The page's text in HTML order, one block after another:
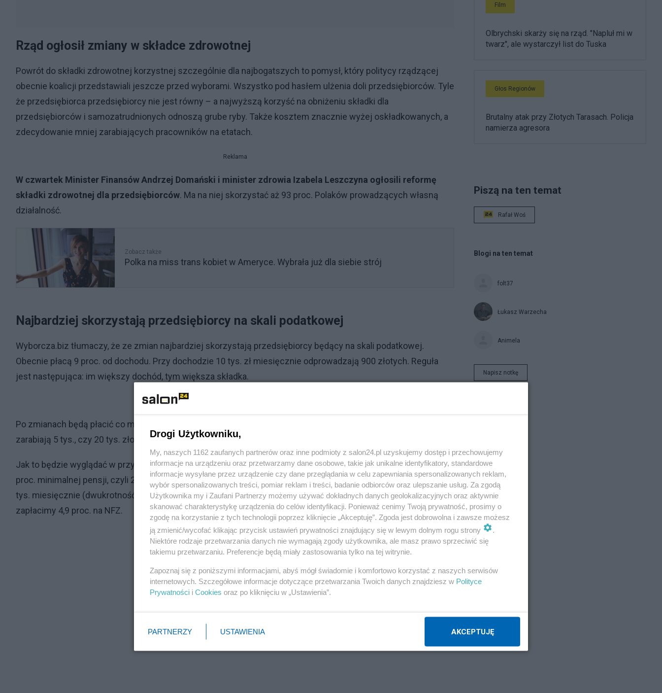
Rząd ogłosił zmiany w składce zdrowotnej
Powrót do składki zdrowotnej korzystnej szczególnie dla najbogatszych to pomysł, który politycy rządzącej
obecnie koalicji przedstawiali jeszcze przed wyborami. Wszystko pod hasłem ulżenia doli przedsiębiorców. Tyle
że przedsiębiorca przedsiębiorcy nie jest równy – a najwyższą korzyść na obniżeniu składki dla
przedsiębiorców i samozatrudnionych odnoszą grube ryby. Także kosztem znacznie wyżej oskładkowanych, a
zdecydowanie mniej zarabiających pracowników na etatach.
Reklama
W czwartek Minister Finansów Andrzej Domański i minister zdrowia Izabela Leszczyna ogłosili reformę
składki zdrowotnej dla przedsiębiorców. Ma na niej skorzystać aż 93 proc. Polaków prowadzących własną
działalność.
Zobacz także
Polka na miss trans kobiet w Ameryce. Wybrała już dla siebie strój
Najbardziej skorzystają przedsiębiorcy na skali podatkowej
Wyborcza.biz tłumaczy, że ze zmian najbardziej skorzystają przedsiębiorcy będący na skali podatkowej.
Obecnie płacą 9 proc. od dochodu. Przy dochodzie 10 tys. zł miesięcznie odprowadzają 900 złotych. Reguła
jest następująca: im większy dochód, tym większa składka.
Po zmianach będą płacić co miesiąc stałą kwotę, wynoszącą 286,33 zł miesięcznie. Bez względu na to, czy
zarabiają 5 tys., czy 20 tys. złotych.
Jak to będzie wyglądać w przypadku podatku liniowego? Też będziemy płacić w ramach składki 9 proc. od 75
proc. minimalnej pensji, czyli 286,33 zł miesięcznie. Taka składka obowiązuje tylko osoby o dochodach do 16
tys. miesięcznie (dwukrotność przeciętnego wynagrodzenia). Jeśli zarabiamy więcej, od nadwyżki ponad 16 tys.
zapłacimy 4,9 proc. na NFZ.
Film
Olbrychski skarży się na rząd. "Napluł mi w
twarz", ale wystarczył list do Tuska
Głos Regionów
Brutalny atak przy Złotych Tarasach. Policja
namierza agresora
Piszą na ten temat
Rafał Woś
Blogi na ten temat
folt37
Łukasz Warzecha
Animela
Napisz notkę
Drogi Użytkowniku,
My, naszych 1162 zaufanych partnerów oraz inne podmioty z salon24.pl uzyskujemy dostęp i przechowujemy
informacje na urządzeniu oraz przetwarzamy dane osobowe, takie jak unikalne identyfikatory, standardowe
informacje wysyłane przez urządzenie czy dane przeglądania w celu zapewniania spersonalizowanych reklam,
wybór spersonalizowanych treści, pomiar reklam i treści, badanie odbiorców oraz ulepszanie usług. Za zgodą
Użytkownika my i Zaufani Partnerzy możemy używać dokładnych danych geolokalizacyjnych oraz aktywnie
skanować charakterystykę urządzenia do celów identyfikacji. Ponieważ cenimy Twoją prywatność, prosimy o
zgodę na korzystanie z tych technologii poprzez kliknięcie „Akceptuję”. Zgoda jest dobrowolna i zawsze możesz
ją zmienić/wycofać klikając przycisk ustawień prywatności znajdujący się w lewym dolnym rogu strony
.
Niektóre rodzaje przetwarzania danych nie wymagają zgody użytkownika, ale masz prawo sprzeciwić się
takiemu przetwarzaniu. Preferencje będą miały zastosowania tylko na tej witrynie.
Zapoznaj się z poniższymi informacjami, abyś mógł świadomie i komfortowo korzystać z naszych serwisów
internetowych. Szczegółowe informacje dotyczące przetwarzania Twoich danych znajdziesz w Polityce
Prywatności i Cookies oraz po kliknięciu w „Ustawienia”.
PARTNERZY USTAWIENIA AKCEPTUJĘ